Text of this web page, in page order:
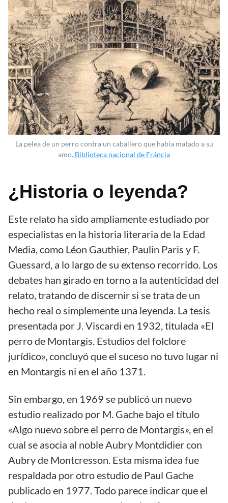
La pelea de un perro contra un caballero que había matado a su
amo. Biblioteca nacional de Fráncia
¿Historia o leyenda?
Este relato ha sido ampliamente estudiado por
especialistas en la historia literaria de la Edad
Media, como Léon Gauthier, Paulin Paris y F.
Guessard, a lo largo de su extenso recorrido. Los
debates han girado en torno a la autenticidad del
relato, tratando de discernir si se trata de un
hecho real o simplemente una leyenda. La tesis
presentada por J. Viscardi en 1932, titulada «El
perro de Montargis. Estudios del folclore
jurídico», concluyó que el suceso no tuvo lugar ni
en Montargis ni en el año 1371.
Sin embargo, en 1969 se publicó un nuevo
estudio realizado por M. Gache bajo el título
«Algo nuevo sobre el perro de Montargis», en el
cual se asocia al noble Aubry Montdidier con
Aubry de Montcresson. Esta misma idea fue
respaldada por otro estudio de Paul Gache
publicado en 1977. Todo parece indicar que el